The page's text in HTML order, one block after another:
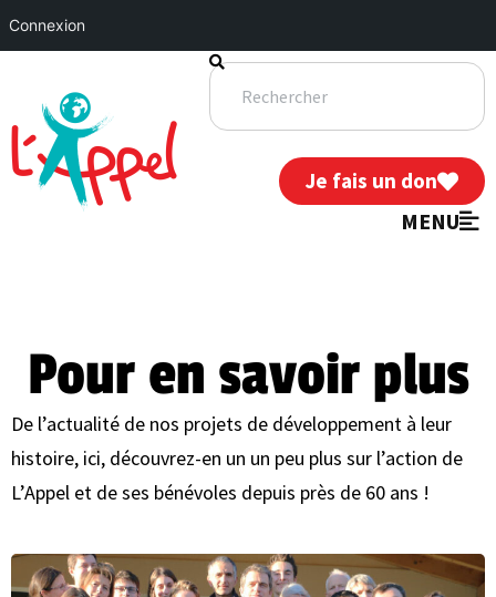
Je fais un don
MENU
Pour en savoir plus
De l’actualité de nos projets de développement à leur
histoire, ici, découvrez-en un un peu plus sur l’action de
L’Appel et de ses bénévoles depuis près de 60 ans !
Connexion